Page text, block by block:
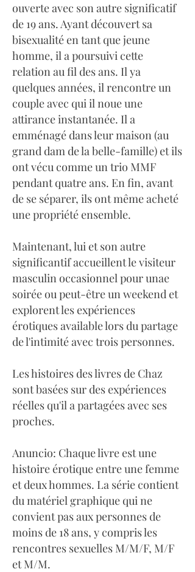
ouverte avec son autre significatif
de 19 ans. Ayant découvert sa
bisexualité en tant que jeune
homme, il a poursuivi cette
relation au fil des ans. Il ya
quelques années, il rencontre un
couple avec qui il noue une
attirance instantanée. Il a
emménagé dans leur maison (au
grand dam de la belle-famille) et ils
ont vécu comme un trio MMF
pendant quatre ans. En fin, avant
de se séparer, ils ont même acheté
une propriété ensemble.
Maintenant, lui et son autre
significantif accueillent le visiteur
masculin occasionnel pour unae
soirée ou peut-être un weekend et
explorent les expériences
érotiques available lors du partage
de l'intimité avec trois personnes.
Les histoires des livres de Chaz
sont basées sur des expériences
réelles qu'il a partagées avec ses
proches.
Anuncio: Chaque livre est une
histoire érotique entre une femme
et deux hommes. La série contient
du matériel graphique qui ne
convient pas aux personnes de
moins de 18 ans, y compris les
rencontres sexuelles M/M/F, M/F
et M/M.